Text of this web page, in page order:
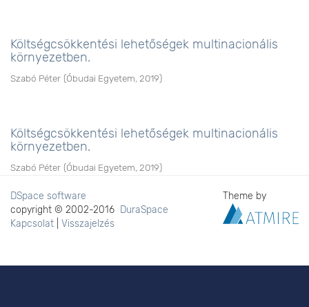
Költségcsökkentési lehetőségek multinacionális
környezetben.
Szabó Péter (Óbudai Egyetem 2019)
Költségcsökkentési lehetőségek multinacionális
környezetben.
Szabó Péter (Óbudai Egyetem 2019)
DSpace software
copyright © 2002-2016 DuraSpace
Kapcsolat
Visszajelzés
Theme by